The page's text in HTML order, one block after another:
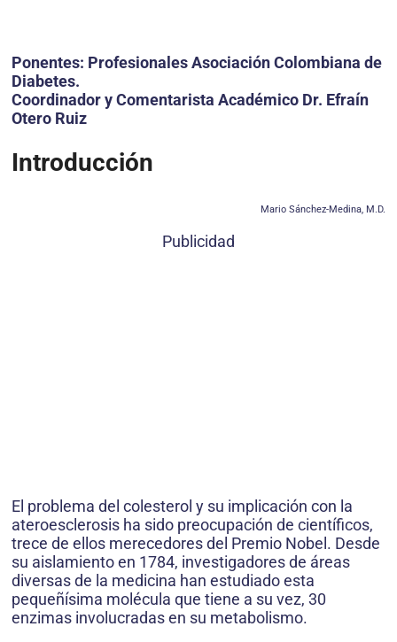
Ponentes: Profesionales Asociación Colombiana de
Diabetes.
Coordinador y Comentarista Académico Dr. Efraín
Otero Ruiz
Introducción
Mario Sánchez-Medina, M.D.
Publicidad
El problema del colesterol y su implicación con la
ateroesclerosis ha sido preocupación de científicos,
trece de ellos merecedores del Premio Nobel. Desde
su aislamiento en 1784, investigadores de áreas
diversas de la medicina han estudiado esta
pequeñísima molécula que tiene a su vez, 30
enzimas involucradas en su metabolismo.